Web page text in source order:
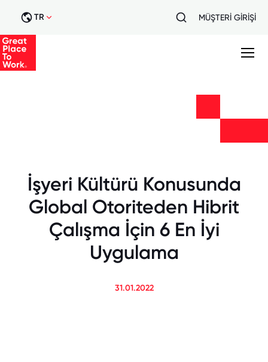
TR MÜŞTERİ GİRİŞİ
İşyeri Kültürü Konusunda
Global Otoriteden Hibrit
Çalışma İçin 6 En İyi
Uygulama
31.01.2022